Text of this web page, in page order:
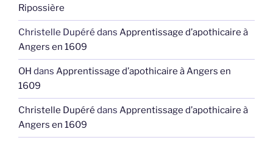
Ripossière
Christelle Dupéré dans Apprentissage d’apothicaire à
Angers en 1609
OH dans Apprentissage d’apothicaire à Angers en
1609
Christelle Dupéré dans Apprentissage d’apothicaire à
Angers en 1609